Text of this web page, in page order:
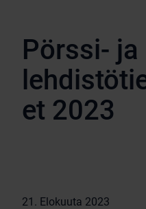
Pörssi- ja
et 2023
21. Elokuuta 2023